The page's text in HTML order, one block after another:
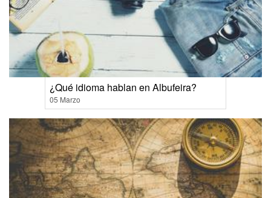
¿Qué idioma hablan en Albufeira?
05 Marzo